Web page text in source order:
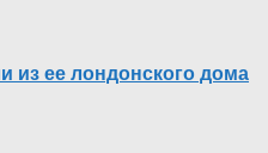
из ее лондонского дома